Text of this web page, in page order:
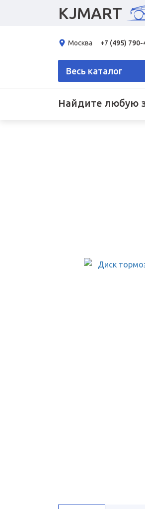
KJMART
Москва +7 (495)
Весь каталог
Найдите любую